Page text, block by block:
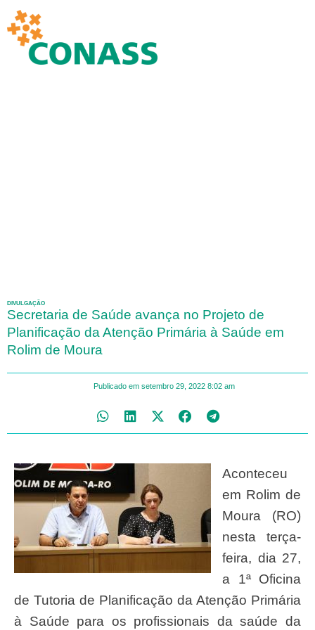
DIVULGAÇÃO
Secretaria de Saúde avança no Projeto de
Planificação da Atenção Primária à Saúde em
Rolim de Moura
Publicado em setembro 29, 2022 8:02 am
Aconteceu
em Rolim de
Moura (RO)
nesta terça-
feira, dia 27,
a 1ª Oficina
de Tutoria de Planificação da Atenção Primária
à Saúde para os profissionais da saúde da